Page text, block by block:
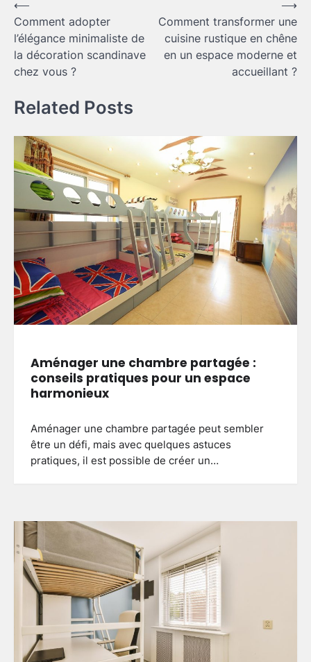
Navigation
de
l’article
⟵
Comment adopter
l’élégance minimaliste de
la décoration scandinave
chez vous ?
Comment transformer une
cuisine rustique en chêne
en un espace moderne et
accueillant ?
⟶
Related Posts
Aménager une chambre partagée :
conseils pratiques pour un espace
harmonieux
Aménager une chambre partagée peut sembler
être un défi, mais avec quelques astuces
pratiques, il est possible de créer un…